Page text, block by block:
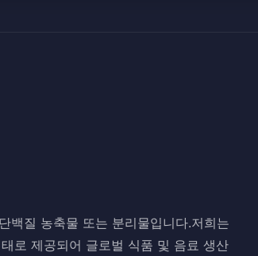
백질 농축물 또는 분리물입니다.저희는
로 제공되어 글로벌 식품 및 음료 생산